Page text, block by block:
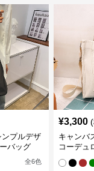
プルデザ
バッグ
全6色
¥3,300
キャンバ
コーデュ